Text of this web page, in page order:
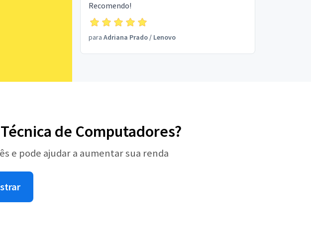
Recomendo!
para Adriana Prado/ Lenovo
de Computadores?
e pode ajudar a aumentar sua renda